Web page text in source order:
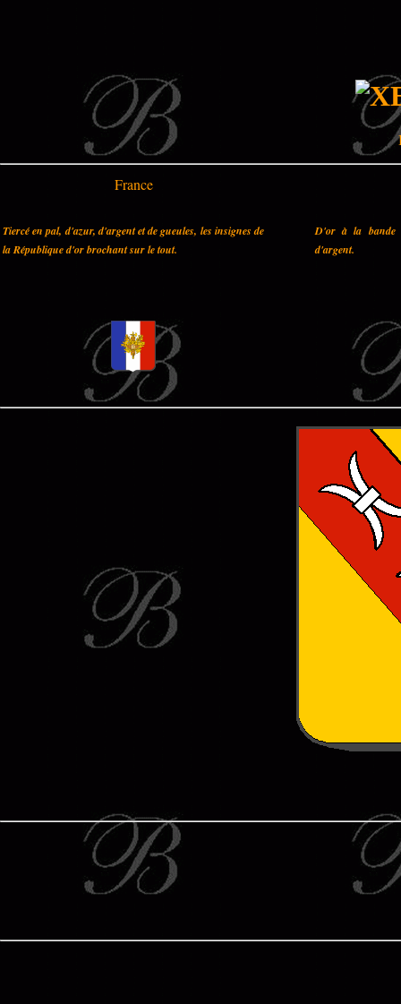
France
Tiercé en pal, d'azur, d'argent et de gueules, les insignes de
la République d'or brochant sur le tout.
D'or à la bande
d'argent.